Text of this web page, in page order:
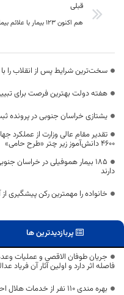
قبلی
سخت‌ترین شرایط پس از انقلاب را
هفته دولت بهترین فرصت برای
یشتازی خراسان جنوبی در پرونده
تقدیر مقام عالی وزارت از عملکرد
۴۶۰۰ دانش‌آموز زیر چتر «طرح حامی»
۱۸۵ بیمار هموفیلی در
دارند
خانواده را مهمترین رکن پیشگیری
پربازدیدترین ها
جریان طوفان الاقصی و عملیات
فاصله اثر دارد و اولین آثار آن
بهره مندی ۱۱۰ نفر از خدمات هلال احمر